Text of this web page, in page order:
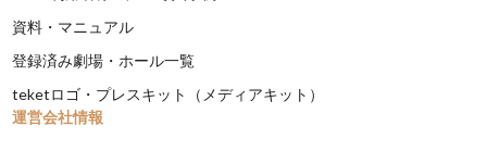
資料・マニュアル
登録済み劇場・ホール一覧
teketロゴ・プレスキット（メディアキット）
運営会社情報